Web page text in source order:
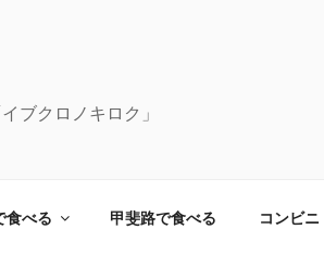
ブクロノキロク」
食べる 甲斐路で食べる コンビ